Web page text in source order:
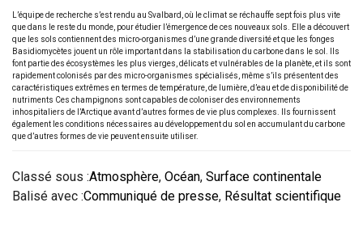
L’équipe de recherche s’est rendu au Svalbard, où le climat se réchauffe sept fois plus vite
que dans le reste du monde, pour étudier l’émergence de ces nouveaux sols. Elle a découvert
que les sols contiennent des micro-organismes d’une grande diversité et que les fonges
Basidiomycètes jouent un rôle important dans la stabilisation du carbone dans le sol. Ils
font partie des écosystèmes les plus vierges, délicats et vulnérables de la planète, et ils sont
rapidement colonisés par des micro-organismes spécialisés, même s’ils présentent des
caractéristiques extrêmes en termes de température, de lumière, d’eau et de disponibilité de
nutriments Ces champignons sont capables de coloniser des environnements
inhospitaliers de l’Arctique avant d’autres formes de vie plus complexes. Ils fournissent
également les conditions nécessaires au développement du sol en accumulant du carbone
que d’autres formes de vie peuvent ensuite utiliser.
Classé sous :Atmosphère, Océan, Surface continentale
Balisé avec :Communiqué de presse, Résultat scientifique